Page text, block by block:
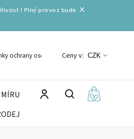
! Plný provoz bude
ochrany osobních údajů
Ceny v: CZK